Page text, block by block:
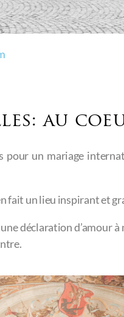
au
un mariage
fait un lieu inspirant et
déclaration d’amour